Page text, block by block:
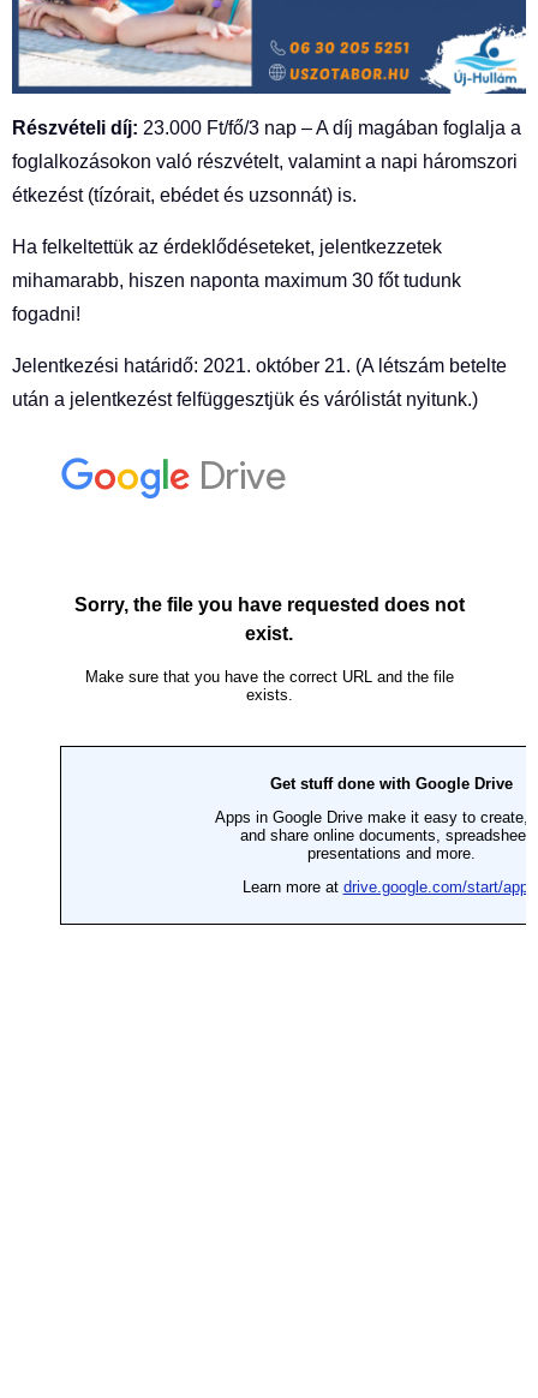
Részvételi díj: 23.000 Ft/fő/3 nap – A díj magában foglalja a
foglalkozásokon való részvételt, valamint a napi háromszori
étkezést (tízórait, ebédet és uzsonnát) is.
Ha felkeltettük az érdeklődéseteket, jelentkezzetek
mihamarabb, hiszen naponta maximum 30 főt tudunk
fogadni!
Jelentkezési határidő: 2021. október 21. (A létszám betelte
után a jelentkezést felfüggesztjük és várólistát nyitunk.)